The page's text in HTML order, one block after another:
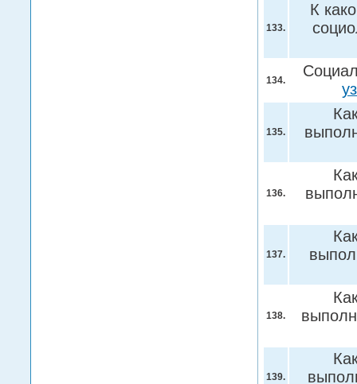
133.
К
134.
135.
136.
137.
138.
139.